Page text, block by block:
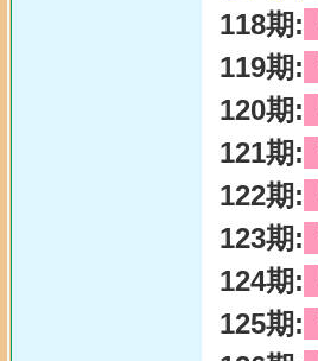
118期:
119期:
120期:
121期:
122期:
123期:
124期:
125期: